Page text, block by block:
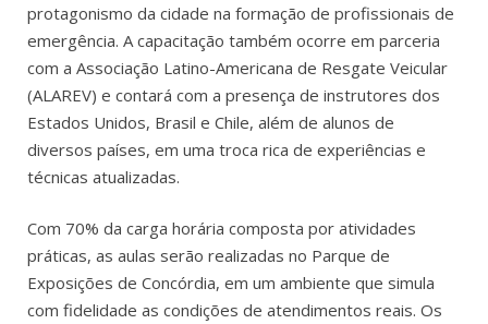
protagonismo da cidade na formação de profissionais de
emergência. A capacitação também ocorre em parceria
com a Associação Latino-Americana de Resgate Veicular
(ALAREV) e contará com a presença de instrutores dos
Estados Unidos, Brasil e Chile, além de alunos de
diversos países, em uma troca rica de experiências e
técnicas atualizadas.
Com 70% da carga horária composta por atividades
práticas, as aulas serão realizadas no Parque de
Exposições de Concórdia, em um ambiente que simula
com fidelidade as condições de atendimentos reais. Os